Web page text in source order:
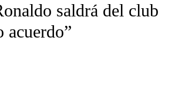
saldrá del club
acuerdo”